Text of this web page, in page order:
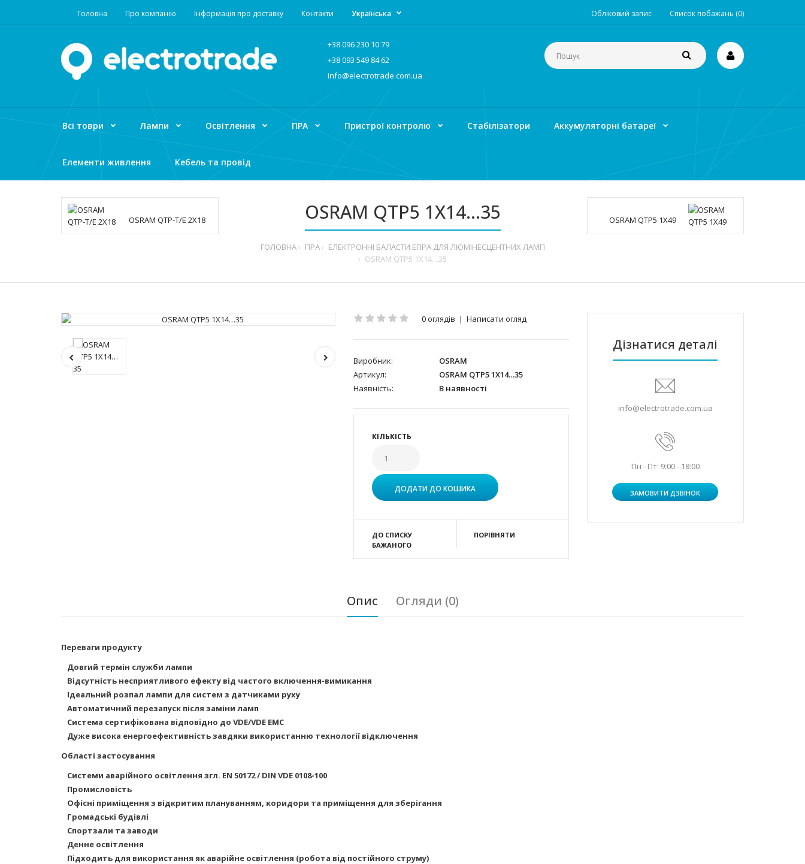
Головна Про компанію Інформація про доставку Контакти Обліковий запис Список побажань (0)
Українська
+38 096 230 10 79
+38 093 549 84 62
info@electrotrade.com.ua
Всі товри Лампи Освітлення ПРА Пристрої контролю Стабілізатори Аккумуляторні батареї
Елементи живлення Кебель та провід
OSRAM QTP-T/E 2X18 OSRAM QTP5 1X14…35
ГОЛОВНА ПРА
ЕЛЕКТРОННІ БАЛАСТИ ЕПРА ДЛЯ ЛЮМІНЕСЦЕНТНИХ ЛАМП
OSRAM QTP5 1X14…35
OSRAM QTP5 1X49
0 оглядів | Написати огляд
Виробник:
OSRAM
Артикул:
OSRAM QTP5 1X14…35
Наявність:
В наявності
КІЛЬКІСТЬ
ДО СПИСКУ
БАЖАНОГО
ПОРІВНЯТИ
Дізнатися деталі
info@electrotrade.com.ua
Пн - Пт: 9:00 - 18:00
ЗАМОВИТИ ДЗВІНОК
Опис Огляди (0)
Переваги продукту
Довгий термін служби лампи
Відсутність несприятливого ефекту від частого включення-вимикання
Ідеальний розпал лампи для систем з датчиками руху
Автоматичний перезапуск після заміни ламп
Система сертифікована відповідно до VDE/VDE EMC
Дуже висока енергоефективність завдяки використанню технології відключення
Області застосування
Системи аварійного освітлення згл. EN 50172 / DIN VDE 0108-100
Промисловість
Офісні приміщення з відкритим плануванням, коридори та приміщення для зберігання
Громадські будівлі
Спортзали та заводи
Денне освітлення
Підходить для використання як аварійне освітлення (робота від постійного струму)